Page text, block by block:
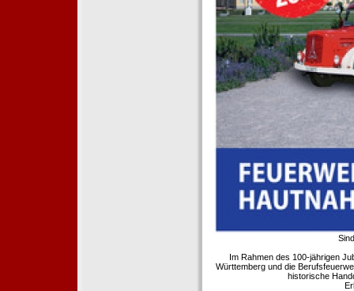
Im Rahmen des 100-jährigen
Württemberg und die
historische